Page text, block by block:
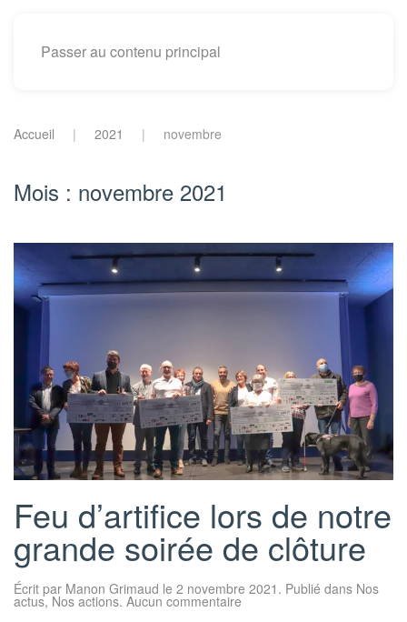
Passer au contenu principal
Accueil 2021 novembre
Mois : novembre 2021
Feu d’artifice lors de notre
grande soirée de clôture
Écrit par Manon Grimaud le 2 novembre 2021 . Publié dans Nos
actus, Nos actions. Aucun commentaire